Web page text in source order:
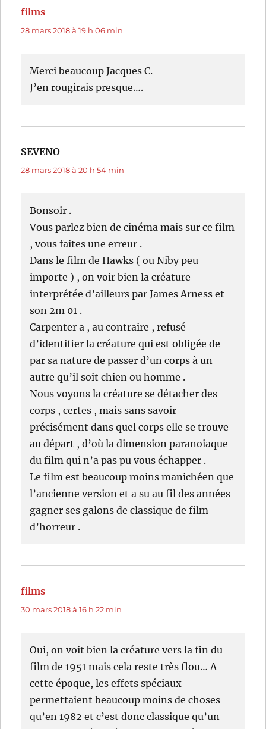
films
28 mars 2018 à 19 h 06 min
Merci beaucoup Jacques C.
J’en rougirais presque….
SEVENO
28 mars 2018 à 20 h 54 min
Bonsoir .
Vous parlez bien de cinéma mais sur ce film
, vous faites une erreur .
Dans le film de Hawks ( ou Niby peu
importe ) , on voir bien la créature
interprétée d’ailleurs par James Arness et
son 2m 01 .
Carpenter a , au contraire , refusé
d’identifier la créature qui est obligée de
par sa nature de passer d’un corps à un
autre qu’il soit chien ou homme .
Nous voyons la créature se détacher des
corps , certes , mais sans savoir
précisément dans quel corps elle se trouve
au départ , d’où la dimension paranoiaque
du film qui n’a pas pu vous échapper .
Le film est beaucoup moins manichéen que
l’ancienne version et a su au fil des années
gagner ses galons de classique de film
d’horreur .
films
30 mars 2018 à 16 h 22 min
Oui, on voit bien la créature vers la fin du
film de 1951 mais cela reste très flou… A
cette époque, les effets spéciaux
permettaient beaucoup moins de choses
qu’en 1982 et c’est donc classique qu’un